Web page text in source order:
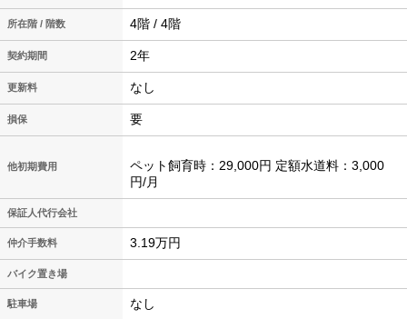
所在階 / 階数 4階 / 4階
契約期間 2年
更新料 なし
損保 要
他初期費用
ペット飼育時：29,000円 定額水道料：3,000
円/月
保証人代行会社
仲介手数料 3.19万円
バイク置き場
駐車場 なし